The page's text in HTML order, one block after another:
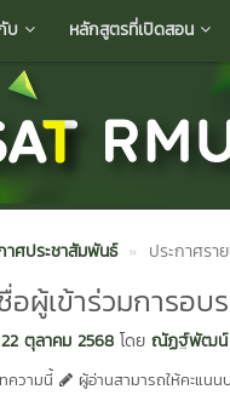
บ หลักสูตรที่เปิดสอน
าศประชาสัมพันธ์ ประกาศรา
อผู้เข้าร่วมการอ
ตุลาคม 2568 โดย ณัฏฐ์พัฒน์
ความนี้
ผู้อ่านสามารถให้คะแน